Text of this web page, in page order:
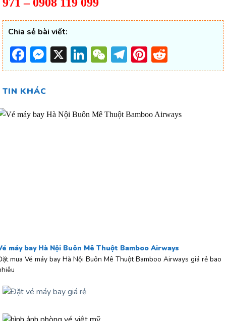
971 – 0908 119 099
Chia sẻ bài viết:
Facebook
Messenger
X LinkedIn
WeChat
Telegram
Pinterest
TIN KHÁC
máy bay Hà Nội Buôn Mê Thuột Bamboo Airways
mua Vé máy bay Hà Nội Buôn Mê Thuột Bamboo Airways giá rẻ bao